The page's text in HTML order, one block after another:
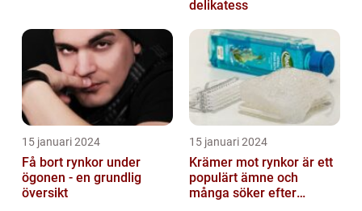
delikatess
15 januari 2024
Få bort rynkor under
ögonen - en grundlig
översikt
15 januari 2024
Krämer mot rynkor är ett
populärt ämne och
många söker efter